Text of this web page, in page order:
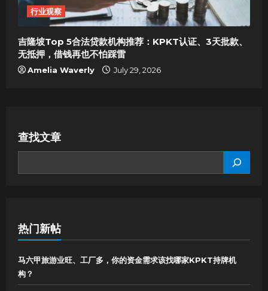
行业观察
吉隆坡Top 5合法贷款机构推荐：KPKT认证、3天批款、
无抵押，借钱再也不怕踩雷
Amelia Waverly July 29, 2026
查找文章
热门新帖
马六甲旅游业旺、工厂多，你的资金需求该找哪家KPKT持牌机
构？